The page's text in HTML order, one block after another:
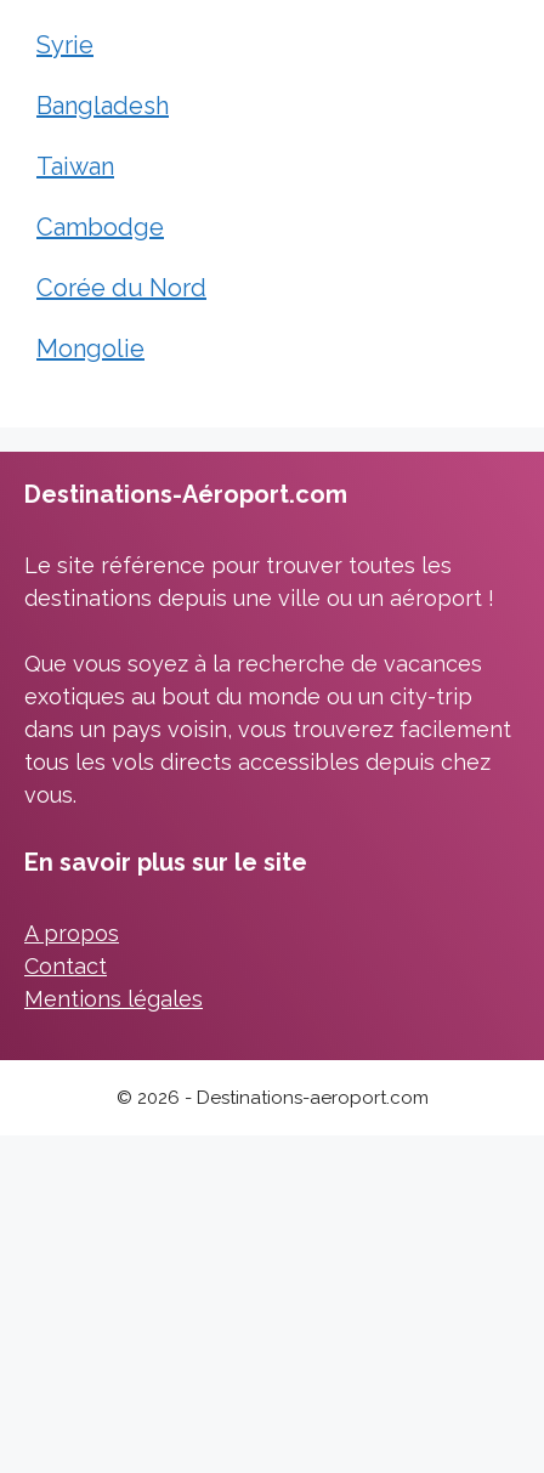
Syrie
Bangladesh
Taiwan
Cambodge
Corée du Nord
Mongolie
Destinations-Aéroport.com
Le site référence pour trouver toutes les
destinations depuis une ville ou un aéroport !
Que vous soyez à la recherche de vacances
exotiques au bout du monde ou un city-trip
dans un pays voisin, vous trouverez facilement
tous les vols directs accessibles depuis chez
vous.
En savoir plus sur le site
A propos
Contact
Mentions légales
© 2026 - Destinations-aeroport.com